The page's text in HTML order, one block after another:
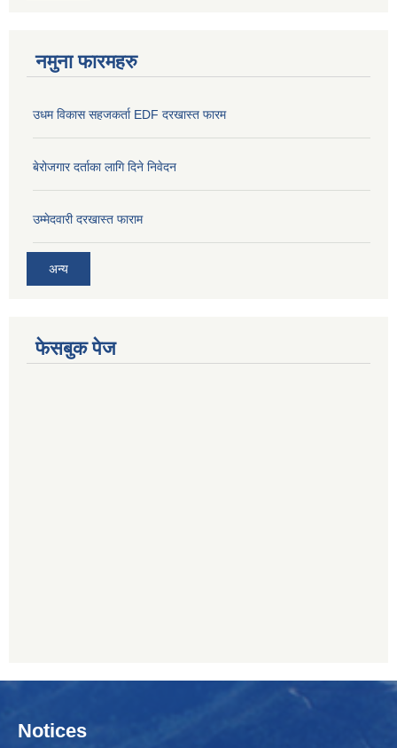
नमुना फारमहरु
उधम विकास सहजकर्ता EDF दरखास्त फारम
बेरोजगार दर्ताका लागि दिने निवेदन
उम्मेदवारी दरखास्त फाराम
अन्य
फेसबुक पेज
Notices